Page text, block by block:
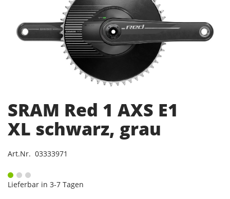
SRAM Red 1 AXS E1
XL schwarz, grau
Art.Nr. 03333971
Lieferbar in 3-7 Tagen